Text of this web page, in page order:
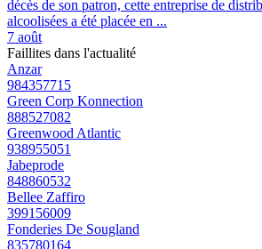
décès de son patron, cette entreprise de
alcoolisées a été placée en ...
7 août
Faillites dans l'actualité
Anzar
984357715
Green Corp Konnection
888527082
Greenwood Atlantic
938955051
Jabeprode
848860532
Bellee Zaffiro
399156009
Fonderies De Sougland
835780164